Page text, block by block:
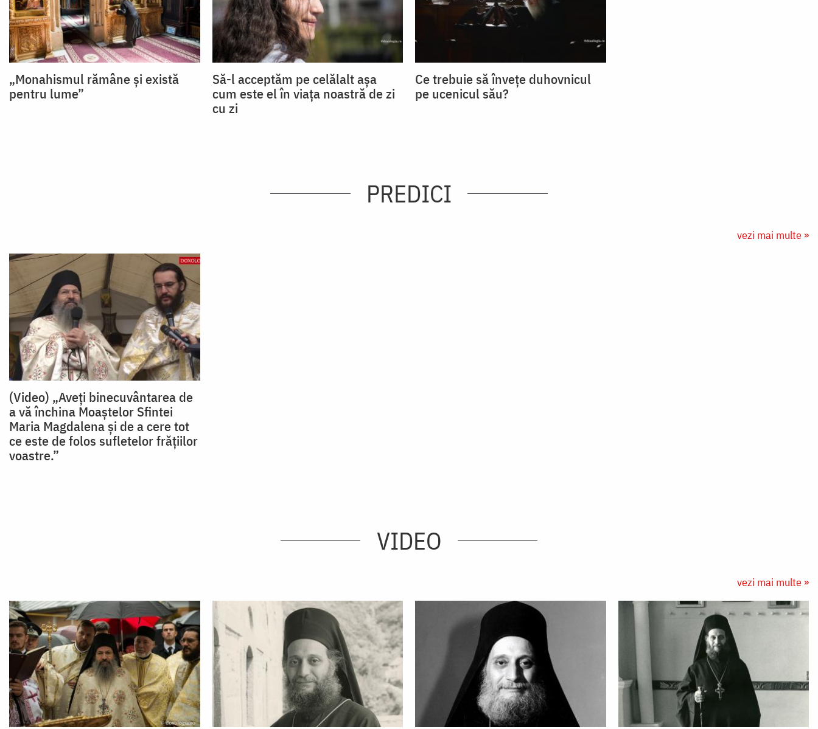
„Monahismul rămâne și există
pentru lume”
Să-l acceptăm pe celălalt așa
cum este el în viața noastră de zi
cu zi
Ce trebuie să învețe duhovnicul
pe ucenicul său?
PREDICI
vezi mai multe »
(Video) „Aveți binecuvântarea de
a vă închina Moaștelor Sfintei
Maria Magdalena și de a cere tot
ce este de folos sufletelor frățiilor
voastre.”
VIDEO
vezi mai multe »